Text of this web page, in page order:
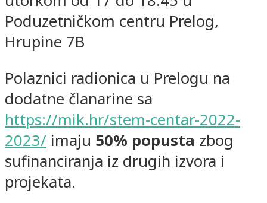
Poduzetničkom centru Prelog,
Hrupine 7B
Polaznici radionica u Prelogu na
dodatne članarine sa
https://mik.hr/stem-centar-2022-
2023/ imaju 50% popusta zbog
sufinanciranja iz drugih izvora i
projekata.